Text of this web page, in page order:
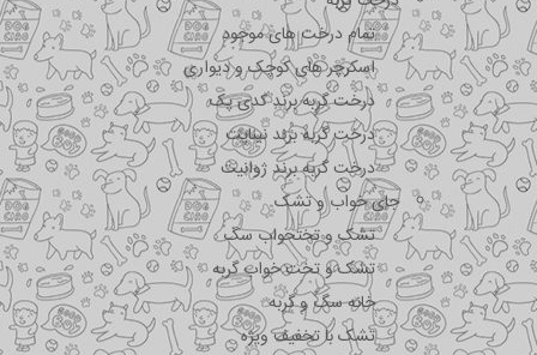
تمام درخت های موجود
اسکرچر های کوچک و دیواری
درخت گربه برند کدی پک
درخت گربه برند نیناپت
درخت گربه برند ژوانیت
جای خواب و تشک
تشک و تختحواب سگ
تشک و تخت خواب گربه
خانه سگ و گربه
تشک با تخفیف ویژه